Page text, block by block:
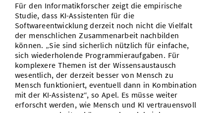
Für den Informatikforscher zeigt die empirische
Studie, dass KI-Assistenten für die
Softwareentwicklung derzeit noch nicht die Vielfalt
der menschlichen Zusammenarbeit nachbilden
können. „Sie sind sicherlich nützlich für einfache,
sich wiederholende Programmieraufgaben. Für
komplexere Themen ist der Wissensaustausch
wesentlich, der derzeit besser von Mensch zu
Mensch funktioniert, eventuell dann in Kombination
mit der KI-Assistenz“, so Apel. Es müsse weiter
erforscht werden, wie Mensch und KI vertrauensvoll